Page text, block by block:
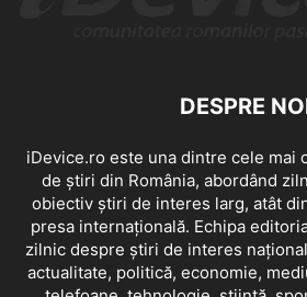
DESPRE
iDevice.ro este una dintre cele mai
de știri din România, abordând
obiectiv știri de interes larg, atât
presa internațională. Echipa
zilnic despre știri de interes
actualitate, politică, economie,